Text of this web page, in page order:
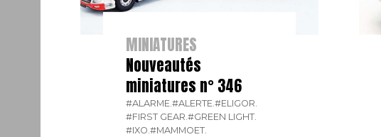
MINIATURES
Nouveautés
miniatures n° 346
#ALARME.#ALERTE.#ELIGOR.
#FIRST GEAR.#GREEN LIGHT.
#IXO.#MAMMOET.